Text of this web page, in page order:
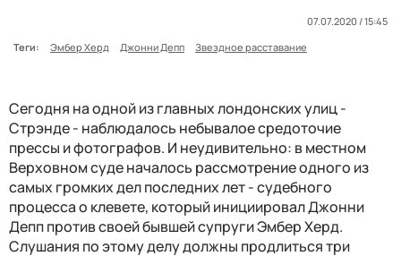
07.07.2020 / 15:45
Теги:
Эмбер Херд Джонни Депп Звездное расставание
Сегодня на одной из главных лондонских улиц -
Стрэнде - наблюдалось небывалое средоточие
прессы и фотографов. И неудивительно: в местном
Верховном суде началось рассмотрение одного из
самых громких дел последних лет - судебного
процесса о клевете, который инициировал Джонни
Депп против своей бывшей супруги Эмбер Херд.
Слушания по этому делу должны продлиться три